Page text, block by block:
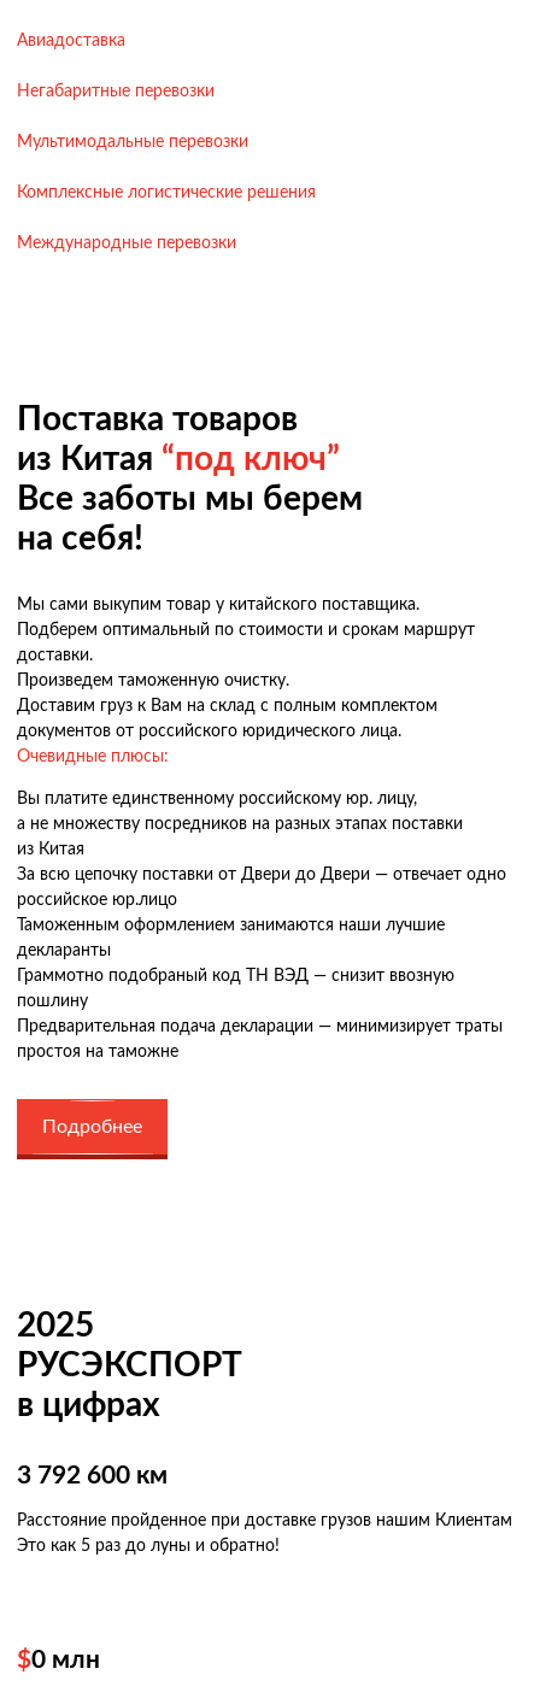
Авиадоставка
Негабаритные перевозки
Мультимодальные перевозки
Комплексные логистические решения
Международные перевозки
Поставка товаров
из Китая “под ключ”
Все заботы мы берем
на себя!
Мы сами выкупим товар у китайского поставщика.
Подберем оптимальный по стоимости и срокам маршрут
доставки.
Произведем таможенную очистку.
Доставим груз к Вам на склад с полным комплектом
документов от российского юридического лица.
Очевидные плюсы:
Вы платите единственному российскому юр. лицу,
а не множеству посредников на разных этапах поставки
из Китая
За всю цепочку поставки от Двери до Двери — отвечает одно
российское юр.лицо
Таможенным оформлением занимаются наши лучшие
декларанты
Граммотно подобраный код ТН ВЭД — снизит ввозную
пошлину
Предварительная подача декларации — минимизирует траты
простоя на таможне
Подробнее
2025
РУСЭКСПОРТ
в цифрах
3 792 600 км
Расстояние пройденное при доставке грузов нашим Клиентам
Это как 5 раз до луны и обратно!
$0 млн